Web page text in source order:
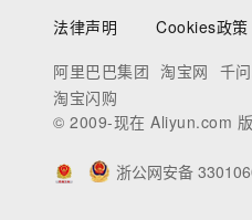
法律声明 Cookies政策
阿里巴巴集团 淘宝网 千
淘宝闪购
© 2009-现在 Aliyun.com
浙公网安备